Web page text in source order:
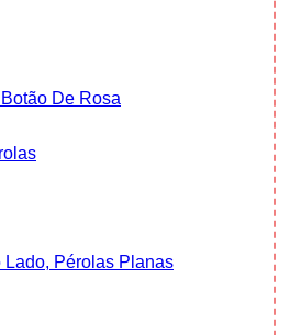
Botão De Rosa
Lado, Pérolas Planas